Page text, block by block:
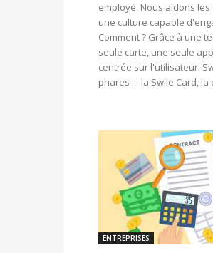
employé. Nous aidons
une culture capable
Comment ? Grâce à une
seule carte, une seule
centrée sur l'utilisateur.
phares : - la Swile Card, la
ENTREPRISES